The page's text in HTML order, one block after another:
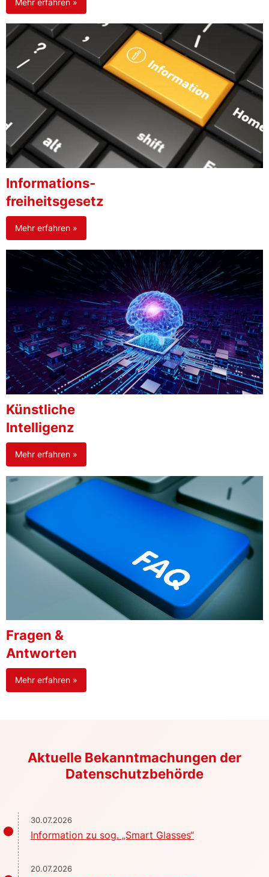
Informations-
freiheitsgesetz
Mehr erfahren »
Künstliche
Intelligenz
Mehr erfahren »
Fragen &
Antworten
Mehr erfahren »
Aktuelle Bekanntmachungen der
Datenschutzbehörde
30.07.2026
Information zu sog. „Smart Glasses“
20.07.2026